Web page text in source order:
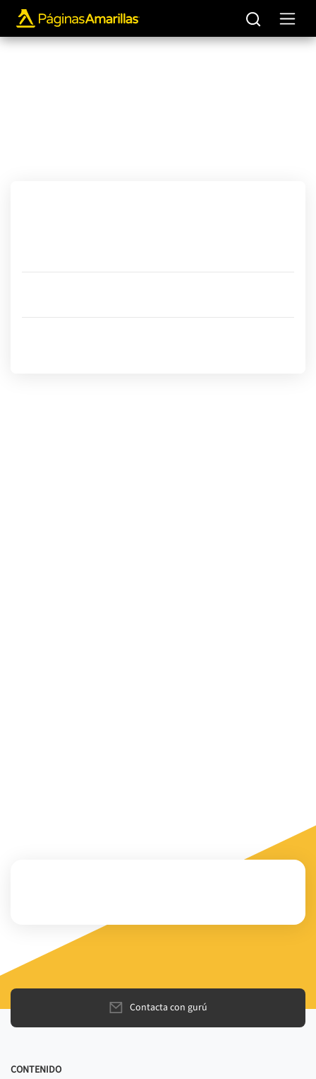
Contacta con gurú
CONTENIDO